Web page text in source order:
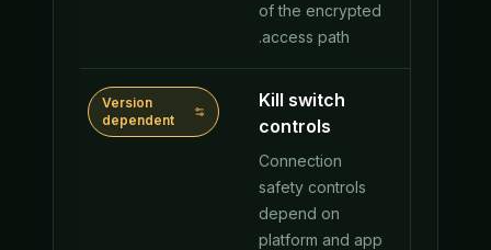
of the encrypted
access path.
Kill switch
controls
Connection
safety controls
depend on
platform and app
Version
dependent